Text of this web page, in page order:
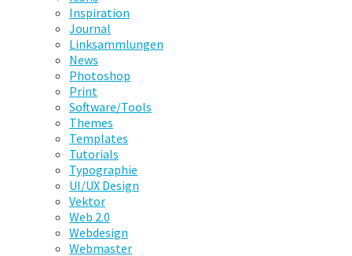
Inspiration
Journal
Linksammlungen
News
Photoshop
Print
Software/Tools
Themes
Templates
Tutorials
Typographie
UI/UX Design
Vektor
Web 2.0
Webdesign
Webmaster